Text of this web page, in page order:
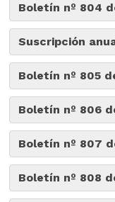
Boletín nº 804
Suscripción
Boletín nº 805
Boletín nº 806
Boletín nº 807
Boletín nº 808